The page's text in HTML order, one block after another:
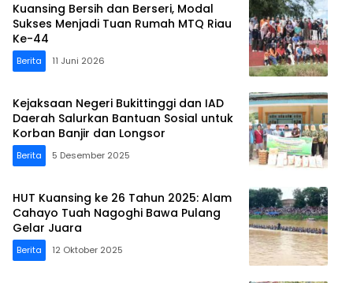
Kuansing Bersih dan Berseri, Modal
Sukses Menjadi Tuan Rumah MTQ Riau
Ke-44
Berita 11 Juni 2026
Kejaksaan Negeri Bukittinggi dan IAD
Daerah Salurkan Bantuan Sosial untuk
Korban Banjir dan Longsor
Berita 5 Desember 2025
HUT Kuansing ke 26 Tahun 2025: Alam
Cahayo Tuah Nagoghi Bawa Pulang
Gelar Juara
Berita 12 Oktober 2025